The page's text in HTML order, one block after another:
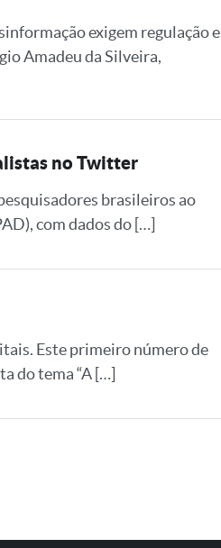
exigem regulação e
Amadeu da Silveira,
no Twitter
brasileiros ao
com dados do […]
Este primeiro número de
do tema “A […]